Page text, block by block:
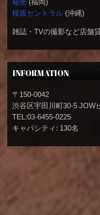
秘密(福岡)
桜坂セントラル(沖縄)
雑誌・TVの撮影など店舗
INFORMATION
〒150-0042
渋谷区宇田川町30-5 JOW
TEL:03-6455-0225
キャパシティ: 130名